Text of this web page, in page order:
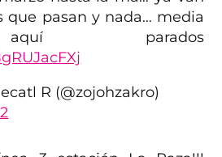
que pasan y nada… media
parados
R (@zojohzakro)